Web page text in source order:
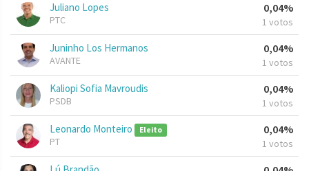
Juliano Lopes
PTC
0,04%
1 votos
Juninho Los Hermanos
AVANTE
0,04%
1 votos
Kaliopi Sofia Mavroudis
PSDB
0,04%
1 votos
Leonardo Monteiro Eleito
PT
0,04%
1 votos